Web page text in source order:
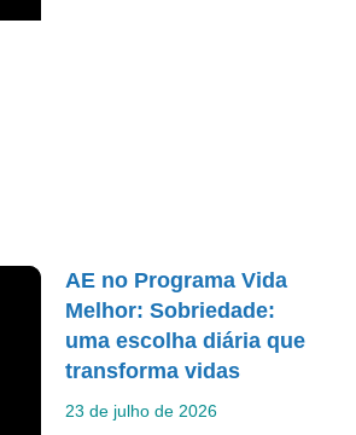
AE no Programa Vida
Melhor: Sobriedade:
uma escolha diária que
transforma vidas
23 de julho de 2026